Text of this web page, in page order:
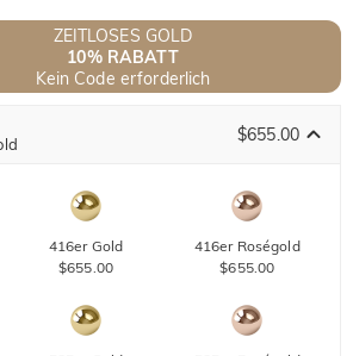
ZEITLOSES GOLD
10% RABATT
Kein Code erforderlich
$655.00
416er Gold
$655.00
416er Roségold
$655.00